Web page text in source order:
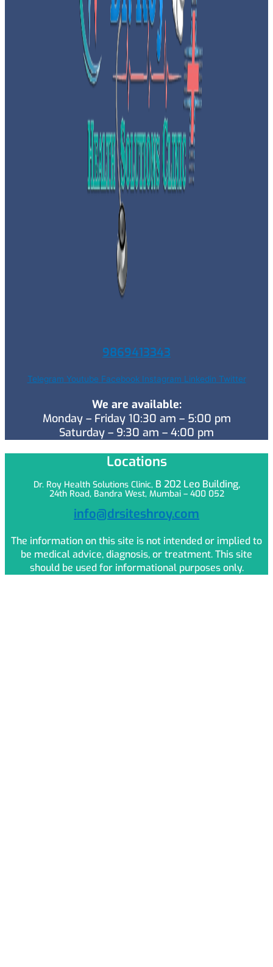
9869413343
Telegram Youtube Facebook Instagram Linkedin Twitter
We are available:
Monday – Friday 10:30 am – 5:00 pm
Saturday – 9:30 am – 4:00 pm
Locations
Dr. Roy Health Solutions Clinic, B 202 Leo Building,
24th Road, Bandra West, Mumbai – 400 052
info@drsiteshroy.com
The information on this site is not intended or implied to
be medical advice, diagnosis, or treatment. This site
should be used for informational purposes only.